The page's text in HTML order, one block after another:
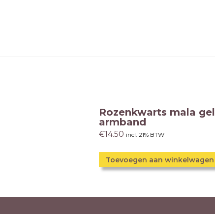
Rozenkwarts mala
armband
€14.50 incl. 21% BTW
Toevoegen aan winkelwagen